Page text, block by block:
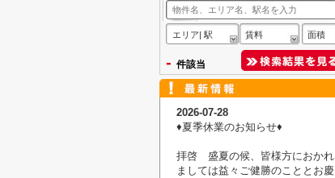
エリア| 駅 賃料 面積
- 件該当
2026-07-28
♦︎夏季休業のお知らせ♦︎
拝啓 盛夏の候、皆様方におかれ
ましては益々ご健勝のこととお慶